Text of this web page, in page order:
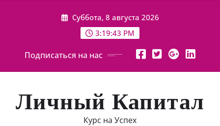
Суббота, 8 августа 2026
3:19:44 PM
Подписаться на нас
Личный Капитал
Курс на Успех